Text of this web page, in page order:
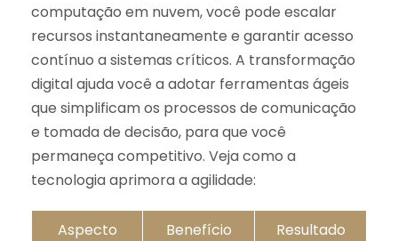
computação em nuvem, você pode escalar
recursos instantaneamente e garantir acesso
contínuo a sistemas críticos. A transformação
digital ajuda você a adotar ferramentas ágeis
que simplificam os processos de comunicação
e tomada de decisão, para que você
permaneça competitivo. Veja como a
tecnologia aprimora a agilidade:
Aspecto
Benefício Resultado